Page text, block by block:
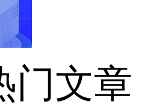
门文章